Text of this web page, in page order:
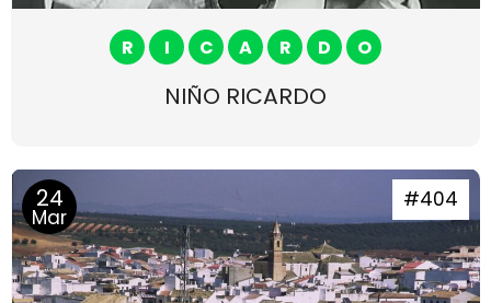
R I C A R D O
NIÑO RICARDO
24
Mar
#404